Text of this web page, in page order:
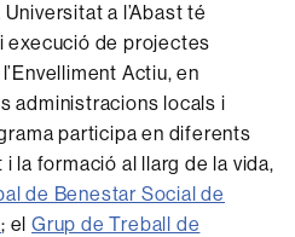
a l’Abast té
execució de projectes
Actiu, en
administracions locals i
participa en diferents
la formació al llarg de la vida,
de Benestar Social de
; elGrup de Treball de